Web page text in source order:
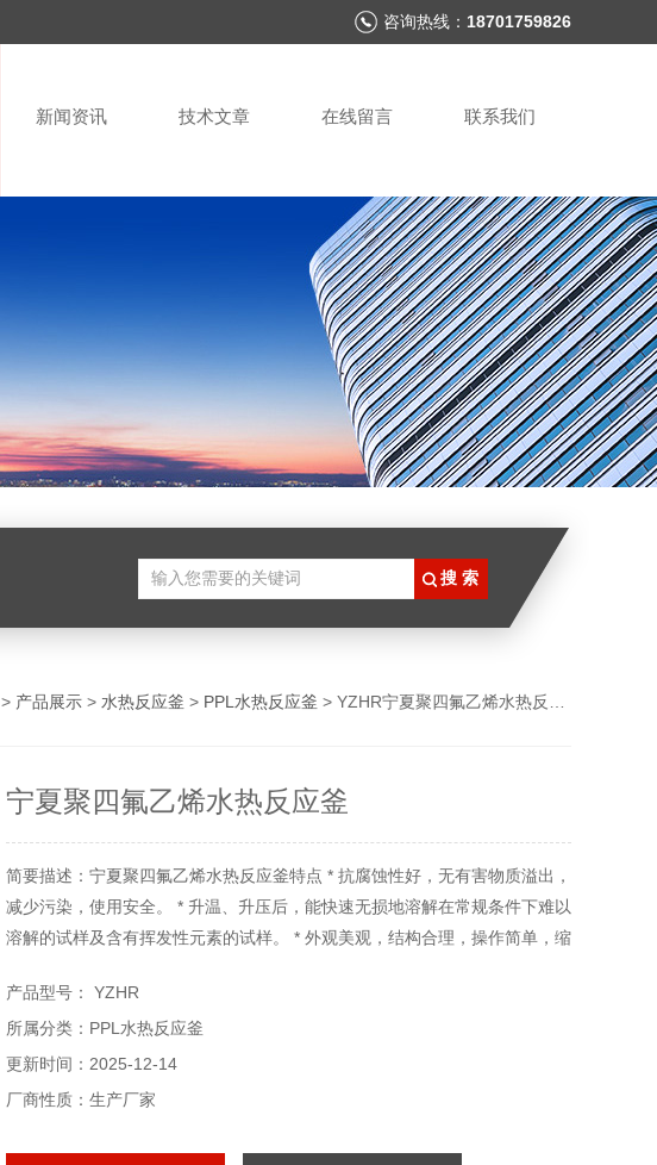
咨询热线： 18701759826
新闻资讯 技术文章 在线留言 联系我们
> 产品展示 > 水热反应釜 > PPL水热反应釜 > YZHR宁夏聚四氟乙烯水热反应釜
宁夏聚四氟乙烯水热反应釜
简要描述：宁夏聚四氟乙烯水热反应釜特点 * 抗腐蚀性好，无有害物质溢出，
减少污染，使用安全。 * 升温、升压后，能快速无损地溶解在常规条件下难以
溶解的试样及含有挥发性元素的试样。 * 外观美观，结构合理，操作简单，缩
产品型号： YZHR
所属分类：PPL水热反应釜
更新时间：2025-12-14
厂商性质：生产厂家